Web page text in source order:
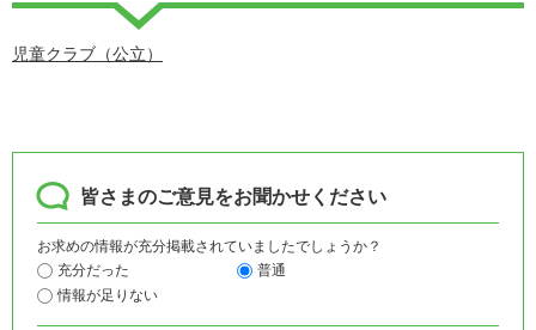
児童クラブ（公立）​
皆さまのご意見をお聞かせください
お求めの情報が充分掲載されていましたでしょうか？
充分だった
普通
情報が足りない